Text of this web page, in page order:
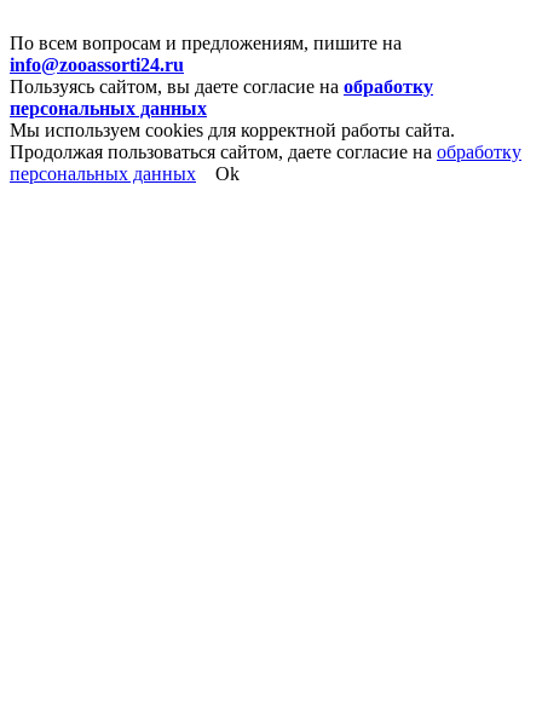
По всем вопросам и предложениям, пишите на
info@zooassorti24.ru
Пользуясь сайтом, вы даете согласие на обработку
персональных данных
Мы используем cookies для корректной работы сайта.
Продолжая пользоваться сайтом, даете согласие на обработку
персональных данных
Ok